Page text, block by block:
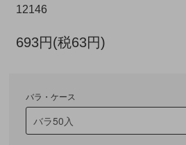
12146
693円(税63円)
バラ・ケース